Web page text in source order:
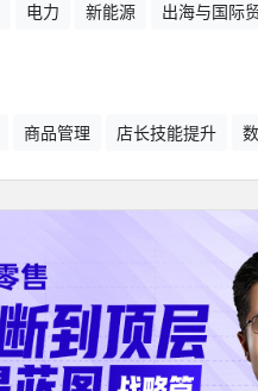
电力 新能源 出海与国际
商品管理 店长技能提升